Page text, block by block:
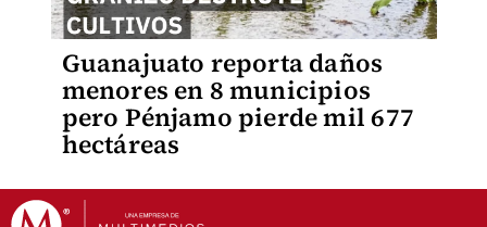
Guanajuato reporta daños
menores en 8 municipios
pero Pénjamo pierde mil 677
hectáreas